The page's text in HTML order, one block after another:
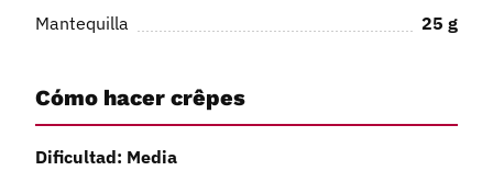
Mantequilla
25 g
Cómo hacer crêpes
Dificultad: Media